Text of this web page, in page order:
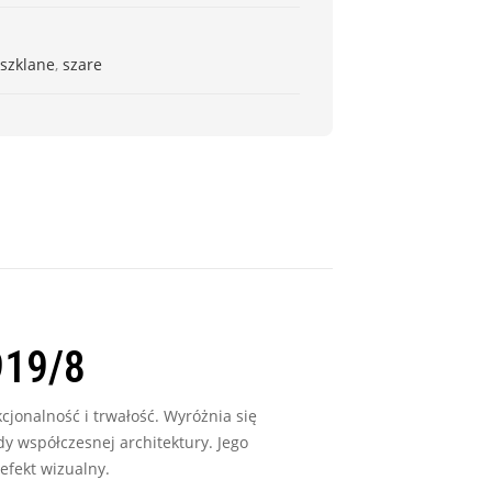
,szare
8
i trwałość. Wyróżnia się
współczesnej architektury. Jego
wizualny.